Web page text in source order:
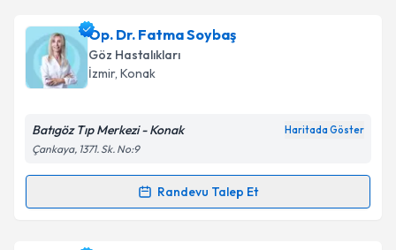
Doç. Dr. Naciye Kabataşiçin randevu takvimi talebi
oluşturun. Size bu uzmandan randevu almanız için bir
takvim hazırlandığında e-posta ile bilgilendireceğiz.
Kişisel verilerimin işlenmesine ilişkin
Metni'ni okudum ve kişisel verilerimin belirtilen
Op. Dr. Fatma Soybaş
Göz Hastalıkları
İzmir, Konak
Batıgöz Tıp Merkezi - Konak Haritada Göster
Çankaya, 1371. Sk. No:9
Randevu Talep Et
Randevu Takvimi Talebi